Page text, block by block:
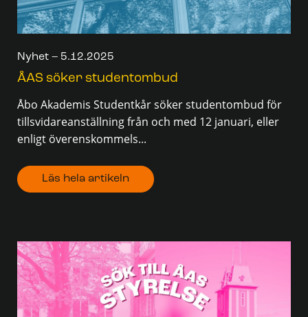
Nyhet – 5.12.2025
ÅAS söker studentombud
Åbo Akademis Studentkår söker studentombud för
tillsvidareanställning från och med 12 januari, eller
enligt överenskommels...
Läs hela artikeln